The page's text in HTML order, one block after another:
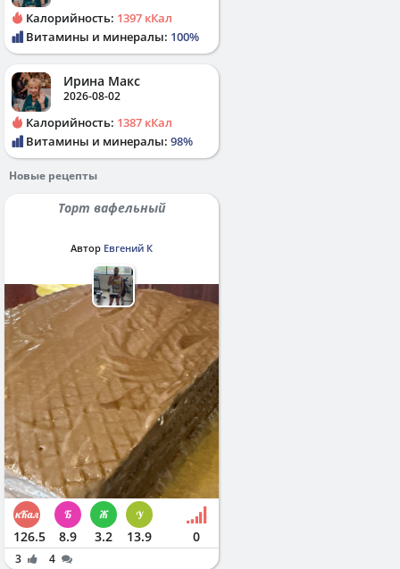
Калорийность: 1397 кКал
Витамины и минералы: 100%
Ирина Макс
2026-08-02
Калорийность: 1387 кКал
Витамины и минералы: 98%
Новые рецепты
Торт вафельный
Автор Евгений К
126.5 8.9 3.2 13.9 0
3 4